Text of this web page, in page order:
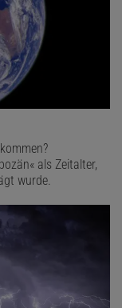
als Zeitalter,
wurde.